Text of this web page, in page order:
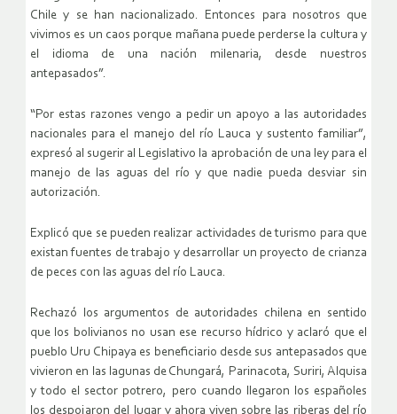
Chile y se han nacionalizado. Entonces para nosotros que
vivimos es un caos porque mañana puede perderse la cultura y
el idioma de una nación milenaria, desde nuestros
antepasados”.
“Por estas razones vengo a pedir un apoyo a las autoridades
nacionales para el manejo del río Lauca y sustento familiar”,
expresó al sugerir al Legislativo la aprobación de una ley para el
manejo de las aguas del río y que nadie pueda desviar sin
autorización.
Explicó que se pueden realizar actividades de turismo para que
existan fuentes de trabajo y desarrollar un proyecto de crianza
de peces con las aguas del río Lauca.
Rechazó los argumentos de autoridades chilena en sentido
que los bolivianos no usan ese recurso hídrico y aclaró que el
pueblo Uru Chipaya es beneficiario desde sus antepasados que
vivieron en las lagunas de Chungará, Parinacota, Suriri, Alquisa
y todo el sector potrero, pero cuando llegaron los españoles
los despojaron del lugar y ahora viven sobre las riberas del río